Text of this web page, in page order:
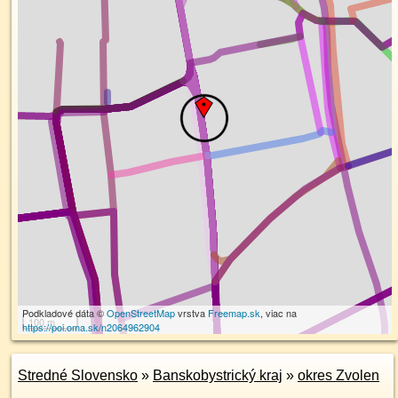
100 m
Podkladové dáta ©OpenStreetMapvrstva Freemap.sk, viac na
https://poi.oma.sk/n2064962904
Stredné Slovensko » Banskobystrický kraj » okres Zvolen